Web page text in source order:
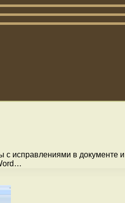
исправлениями в